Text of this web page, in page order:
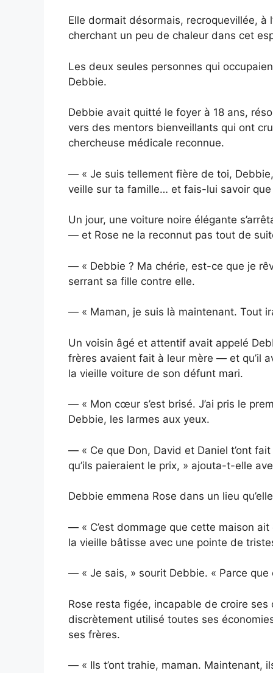
Elle dormait désormais, recroquevillée, à
cherchant un peu de chaleur dans cet
Les deux seules personnes qui
Debbie.
Debbie avait quitté le foyer à 18 ans,
vers des mentors bienveillants qui ont
chercheuse médicale reconnue.
— « Je suis tellement fière de toi,
veille sur ta famille… et fais-lui savoir
Un jour, une voiture noire élégante
— et Rose ne la reconnut pas tout de
— « Debbie ? Ma chérie, est-ce que je
serrant sa fille contre elle.
— « Maman, je suis là maintenant. Tout
Un voisin âgé et attentif avait appelé
frères avaient fait à leur mère — et qu’il
la vieille voiture de son défunt mari.
— « Mon cœur s’est brisé. J’ai pris le
Debbie, les larmes aux yeux.
— « Ce que Don, David et Daniel t’ont
qu’ils paieraient le prix, » ajouta-t-elle
Debbie emmena Rose dans un lieu
— « C’est dommage que cette maison
la vieille bâtisse avec une pointe de
— « Je sais, » sourit Debbie. « Parce que
Rose resta figée, incapable de croire ses
discrètement utilisé toutes ses
ses frères.
— « Ils t’ont trahie, maman. Maintenant,